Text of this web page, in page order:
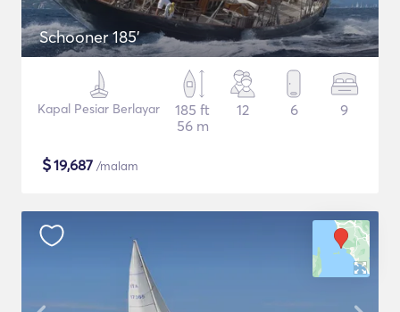
Schooner 185'
Kapal Pesiar Berlayar
185 ft
56 m
12 6 9
$19,687 /malam